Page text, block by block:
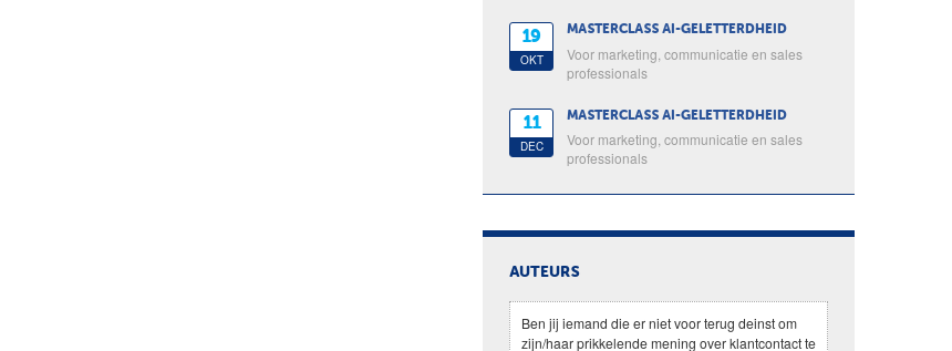
19
OKT
MASTERCLASS AI-GELETTERDHEID
Voor marketing, communicatie en sales
professionals
11
DEC
MASTERCLASS AI-GELETTERDHEID
Voor marketing, communicatie en sales
professionals
AUTEURS
Ben jij iemand die er niet voor terug deinst om
zijn/haar prikkelende mening over klantcontact te